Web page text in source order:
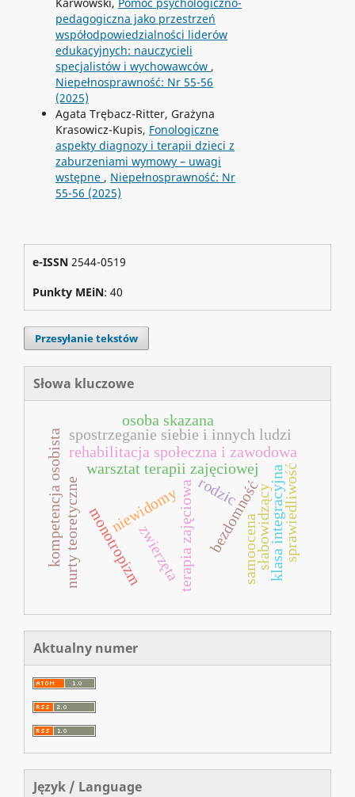
Karwowski, Pomoc psychologiczno-
pedagogiczna jako przestrzeń
współodpowiedzialności liderów
edukacyjnych: nauczycieli
specjalistów i wychowawców ,
Niepełnosprawność: Nr 55-56
(2025)
Agata Trębacz-Ritter, Grażyna
Krasowicz-Kupis, Fonologiczne
aspekty diagnozy i terapii dzieci z
zaburzeniami wymowy – uwagi
wstępne , Niepełnosprawność: Nr
55-56 (2025)
e-ISSN 2544-0519
Punkty MEiN: 40
Przesyłanie tekstów
Słowa kluczowe
bezdomność
niewidomy
monotropizm
warsztat terapii zajęciowej
rehabilitacja społeczna i zawodowa
terapia zajęciowa słabowidzący
rodzic
nurty teoretyczne klasa integracyjna
zwierzęta
spostrzeganie siebie i innych ludzi
kompetencja osobista sprawiedliwość
osoba skazana
samoocena
Aktualny numer
Język / Language